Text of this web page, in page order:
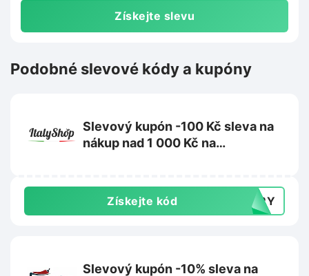
Získejte slevu
Podobné slevové kódy a kupóny
Slevový kupón -100 Kč sleva na
nákup nad 1 000 Kč na
Získejte kód TERY
Slevový kupón -10% sleva na